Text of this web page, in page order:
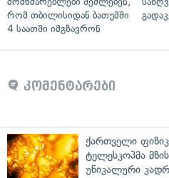
რომ თბილისიდან ბათუმში
4 საათში იმგზავრონ
კომენტარები
ქართველი
ტელესკოპმა
უნიკალური